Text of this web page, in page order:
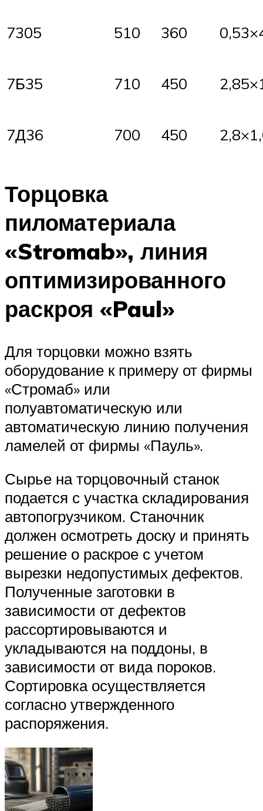
7305 510 360
7Б35 710 450
7Д36 700 450
Торцовка
пиломатериала
«Stromab», линия
оптимизированного
раскроя «Paul»
Для торцовки можно взять
оборудование к примеру от фирмы
«Стромаб» или
полуавтоматическую или
автоматическую линию получения
ламелей от фирмы «Пауль».
Сырье на торцовочный станок
подается с участка складирования
автопогрузчиком. Станочник
должен осмотреть доску и принять
решение о раскрое с учетом
вырезки недопустимых дефектов.
Полученные заготовки в
зависимости от дефектов
рассортировываются и
укладываются на поддоны, в
зависимости от вида пороков.
Сортировка осуществляется
согласно утвержденного
распоряжения.